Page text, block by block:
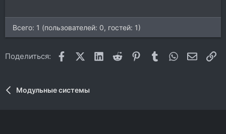
Всего: 1 (пользователей: 0, гостей: 1)
Поделиться: FacebookX (Twitter)
LinkedIn
Reddit Pinterest
Tumblr WhatsApp
Модульные системы